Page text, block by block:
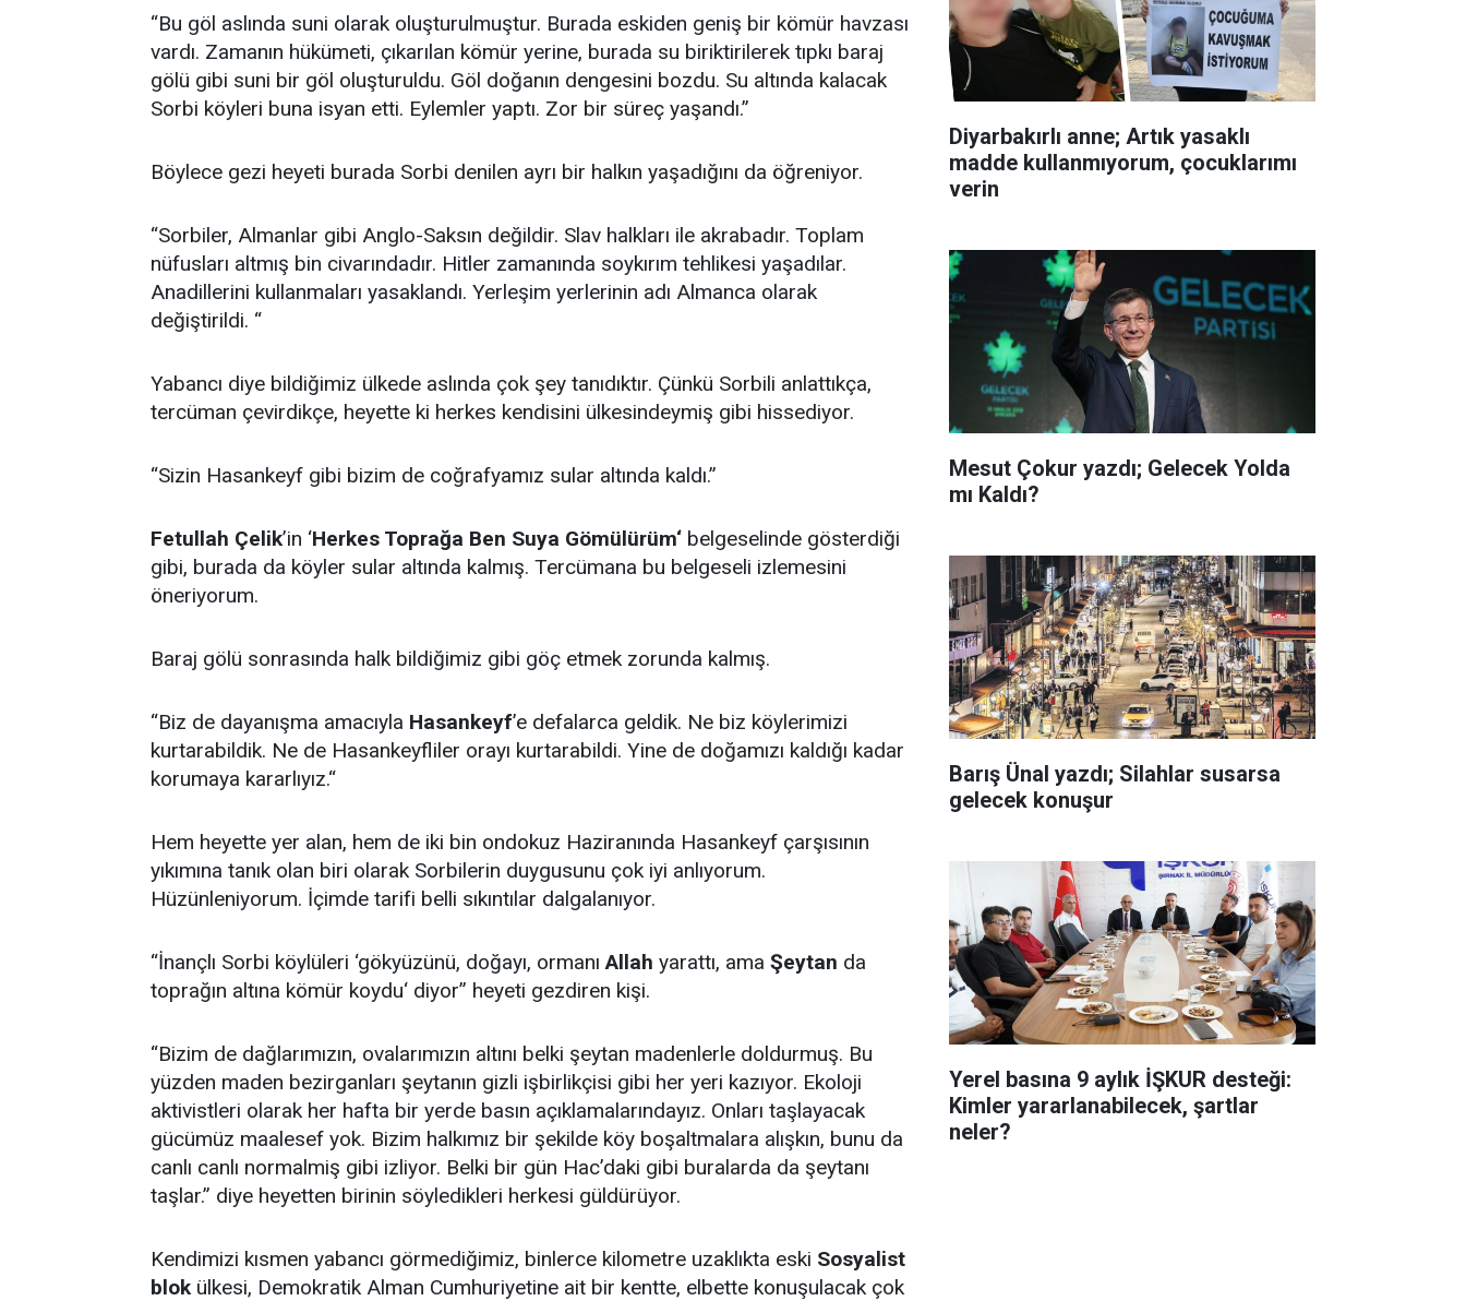
“Bu göl aslında suni olarak oluşturulmuştur. Burada eskiden geniş bir kömür havzası
vardı. Zamanın hükümeti, çıkarılan kömür yerine, burada su biriktirilerek tıpkı baraj
gölü gibi suni bir göl oluşturuldu. Göl doğanın dengesini bozdu. Su altında kalacak
Sorbi köyleri buna isyan etti. Eylemler yaptı. Zor bir süreç yaşandı.”
Böylece gezi heyeti burada Sorbi denilen ayrı bir halkın yaşadığını da öğreniyor.
“Sorbiler, Almanlar gibi Anglo-Saksın değildir. Slav halkları ile akrabadır. Toplam
nüfusları altmış bin civarındadır. Hitler zamanında soykırım tehlikesi yaşadılar.
Anadillerini kullanmaları yasaklandı. Yerleşim yerlerinin adı Almanca olarak
değiştirildi. “
Yabancı diye bildiğimiz ülkede aslında çok şey tanıdıktır. Çünkü Sorbili anlattıkça,
tercüman çevirdikçe, heyette ki herkes kendisini ülkesindeymiş gibi hissediyor.
“Sizin Hasankeyf gibi bizim de coğrafyamız sular altında kaldı.”
Fetullah Çelik’in ‘Herkes Toprağa Ben Suya Gömülürüm‘ belgeselinde gösterdiği
gibi, burada da köyler sular altında kalmış. Tercümana bu belgeseli izlemesini
öneriyorum.
Baraj gölü sonrasında halk bildiğimiz gibi göç etmek zorunda kalmış.
“Biz de dayanışma amacıyla Hasankeyf’e defalarca geldik. Ne biz köylerimizi
kurtarabildik. Ne de Hasankeyfliler orayı kurtarabildi. Yine de doğamızı kaldığı kadar
korumaya kararlıyız.“
Hem heyette yer alan, hem de iki bin ondokuz Haziranında Hasankeyf çarşısının
yıkımına tanık olan biri olarak Sorbilerin duygusunu çok iyi anlıyorum.
Hüzünleniyorum. İçimde tarifi belli sıkıntılar dalgalanıyor.
“İnançlı Sorbi köylüleri ‘gökyüzünü, doğayı, ormanıAllah yarattı, ama Şeytan da
toprağın altına kömür koydu‘ diyor” heyeti gezdiren kişi.
“Bizim de dağlarımızın, ovalarımızın altını belki şeytan madenlerle doldurmuş. Bu
yüzden maden bezirganları şeytanın gizli işbirlikçisi gibi her yeri kazıyor. Ekoloji
aktivistleri olarak her hafta bir yerde basın açıklamalarındayız. Onları taşlayacak
gücümüz maalesef yok. Bizim halkımız bir şekilde köy boşaltmalara alışkın, bunu da
canlı canlı normalmiş gibi izliyor. Belki bir gün Hac’daki gibi buralarda da şeytanı
taşlar.” diye heyetten birinin söyledikleri herkesi güldürüyor.
Kendimizi kısmen yabancı görmediğimiz, binlerce kilometre uzaklıkta eski Sosyalist
blokülkesi, Demokratik Alman Cumhuriyetine ait bir kentte, elbette konuşulacak çok
Diyarbakırlı anne; Artık yasaklı
madde kullanmıyorum, çocuklarımı
verin
Mesut Çokur yazdı; Gelecek Yolda
mı Kaldı?
Barış Ünal yazdı; Silahlar susarsa
gelecek konuşur
Yerel basına 9 aylık İŞKUR desteği:
Kimler yararlanabilecek, şartlar
neler?